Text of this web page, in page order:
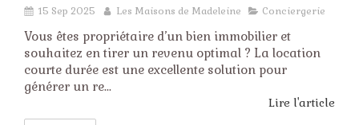
15 Sep 2025 Les Maisons de Madeleine Conciergerie
Vous êtes propriétaire d’un bien immobilier et
souhaitez en tirer un revenu optimal ? La location
courte durée est une excellente solution pour
générer un re...
Lire l'article